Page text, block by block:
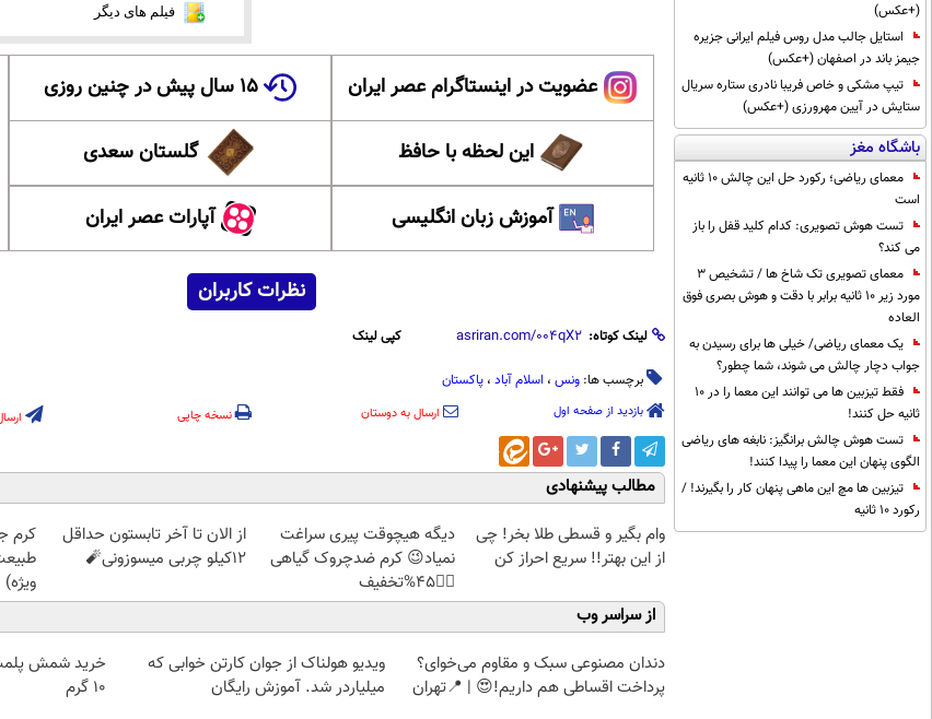
(+عکس)
استایل جالب مدل روس فیلم ایرانی جزیره
جیمز باند در اصفهان (+عکس)
تیپ مشکی و خاص فریبا نادری ستاره سریال
ستایش در آیین مهرورزی (+عکس)
باشگاه مغز
معمای ریاضی؛ رکورد حل این چالش 10 ثانیه
است
تست هوش تصویری: کدام کلید قفل را باز
می کند؟
معمای تصویری تک شاخ ها / تشخیص 3
مورد زیر 10 ثانیه برابر با دقت و هوش بصری فوق
العاده
یک معمای ریاضی/ خیلی ها برای رسیدن به
جواب دچار چالش می شوند، شما چطور؟
فقط تیزبین ها می توانند این معما را در 10
ثانیه حل کنند!
تست هوش چالش برانگیز: نابغه های ریاضی
الگوی پنهان این معما را پیدا کنند!
تیزبین ها مچ این ماهی پنهان کار را بگیرند! /
رکورد 10 ثانیه
فیلم های دیگر
عضویت در اینستاگرام عصر ایران ۱۵ سال پیش در چنین روزی
این لحظه با حافظ گلستان سعدی
آموزش زبان انگلیسی آپارات عصر ایران
نظرات کاربران
لینک کوتاه: کپی لینک
برچسب ها: ونس ، اسلام آباد ، پاکستان
بازدید از صفحه اول ارسال به دوستان نسخه چاپی
مطالب پیشنهادی
وام بگیر و قسطی طلا بخر! چی
از این بهتر!! سریع احراز کن
دیگه هیچوقت پیری سراغت
نمیاد😉 کرم ضدچروک گیاهی
👈🏻45%تخفیف
از الان تا آخر تابستون حداقل
12کیلو چربی میسوزونی🧨
کرم
ویژه)
از سراسر وب
دندان مصنوعی سبک و مقاوم می‌خوای؟
پرداخت اقساطی هم داریم!😍 | 📍تهران
ویدیو هولناک از جوان کارتن خوابی که
میلیاردر شد. آموزش رایگان
۱۰ گرم